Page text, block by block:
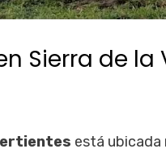
Sierra de la
está ubicada